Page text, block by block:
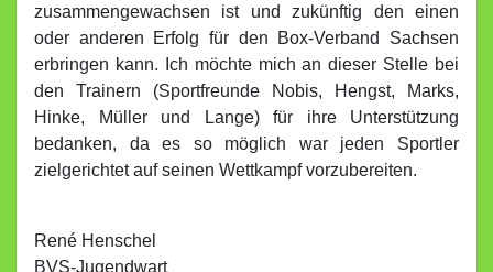
zusammengewachsen ist und zukünftig den einen
oder anderen Erfolg für den Box-Verband Sachsen
erbringen kann. Ich möchte mich an dieser Stelle bei
den Trainern (Sportfreunde Nobis, Hengst, Marks,
Hinke, Müller und Lange) für ihre Unterstützung
bedanken, da es so möglich war jeden Sportler
zielgerichtet auf seinen Wettkampf vorzubereiten.
René Henschel
BVS-Jugendwart